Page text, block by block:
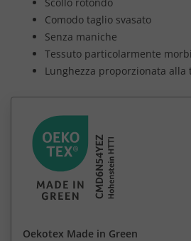
Comodo taglio svasato
Senza maniche
Tessuto particolarmente
Lunghezza proporzionata alla
Oekotex Made in Green